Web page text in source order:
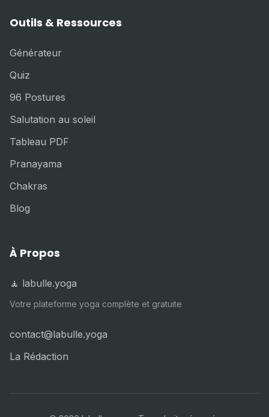
Outils & Ressources
Générateur
Quiz
96 Postures
Salutation au soleil
Tableau PDF
Pranayama
Chakras
Blog
À Propos
🧘 labulle.yoga
Votre plateforme yoga complète et gratuite
contact@labulle.yoga
La Rédaction